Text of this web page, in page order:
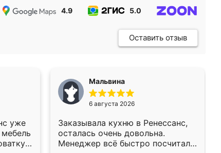
4.9 5.0
Оставить отзыв
уже
Мальвина
6 августа 2026
Заказывала кухню в Ренессанс,
осталась очень довольна.
Менеджер всё быстро посчитала,